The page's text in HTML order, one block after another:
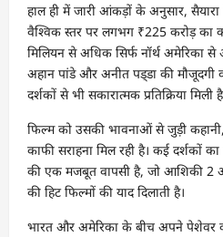
हाल ही में जारी आंकड़ों के अनुसार,
वैश्विक स्तर पर लगभग ₹225 करोड़ का
मिलियन से अधिक सिर्फ नॉर्थ अमेरिका
अहान पांडे और अनीत पड्‌डा की मौजूदगी
दर्शकों से भी सकारात्मक प्रतिक्रिया मिली
फिल्म को उसकी भावनाओं से जुड़ी
काफी सराहना मिल रही है। कई दर्शकों
की एक मजबूत वापसी है, जो आशिकी 2
की हिट फिल्मों की याद दिलाती है।
भारत और अमेरिका के बीच अपने पेशेवर व